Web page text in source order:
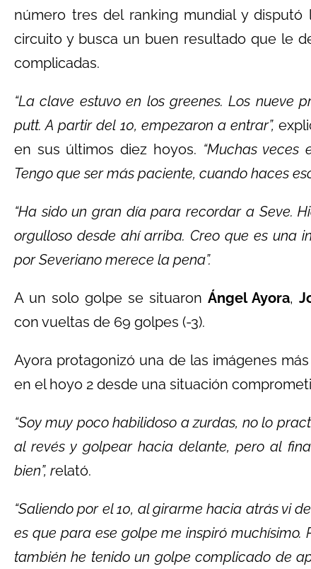
número tres del ranking mundial y disputó
circuito y busca un buen resultado que le
complicadas.
“La clave estuvo en los greenes. Los nueve
putt. A partir del 10, empezaron a entrar”,
en sus últimos diez hoyos. “Muchas
Tengo que ser más paciente, cuando haces
“Ha sido un gran día para recordar a Seve.
orgulloso desde ahí arriba. Creo que es una
por Severiano merece la pena”.
A un solo golpe se situaron Ángel Ayora,
con vueltas de 69 golpes (-3).
Ayora protagonizó una de las imágenes
en el hoyo 2 desde una situación
“Soy muy poco habilidoso a zurdas, no lo
al revés y golpear hacia delante, pero al
bien”, relató.
“Saliendo por el 10, al girarme hacia atrás vi
es que para ese golpe me inspiró muchísimo.
también he tenido un golpe complicado de